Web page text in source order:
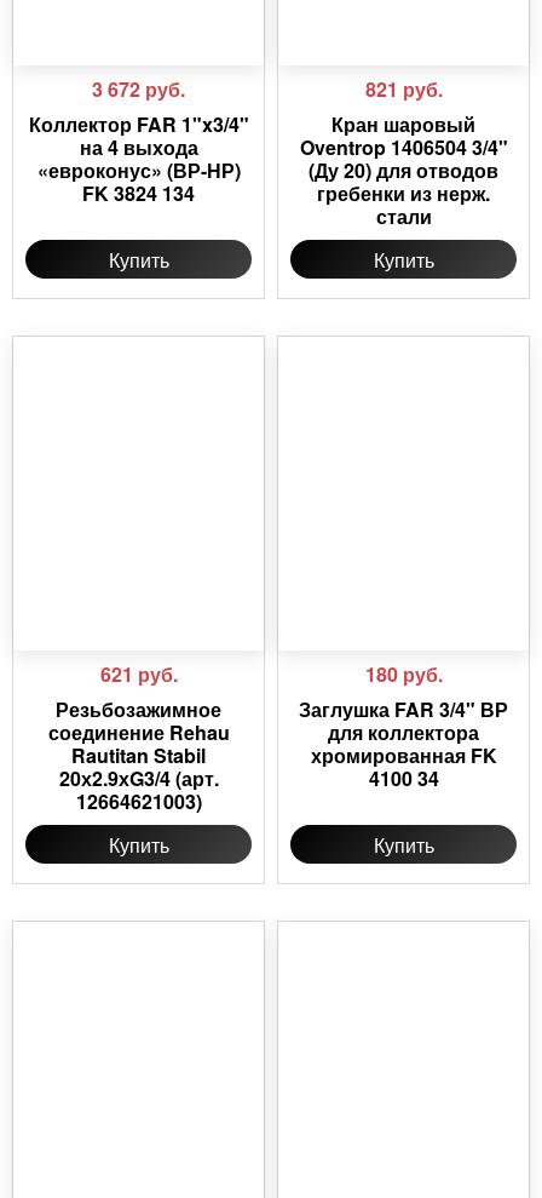
3 672 руб.
Коллектор FAR 1"x3/4"
на 4 выхода
«евроконус» (ВР-НР)
FK 3824 134
Купить
821 руб.
Кран шаровый
Oventrop 1406504 3/4"
(Ду 20) для отводов
гребенки из нерж.
стали
Купить
621 руб.
Резьбозажимное
соединение Rehau
Rautitan Stabil
20х2.9хG3/4 (арт.
12664621003)
Купить
180 руб.
Заглушка FAR 3/4" ВР
для коллектора
хромированная FK
4100 34
Купить